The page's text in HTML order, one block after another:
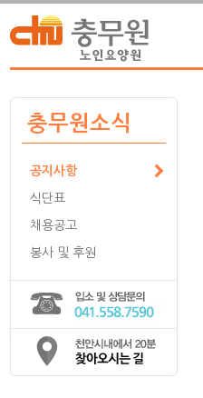
충무원소식
공지사항
식단표
채용공고
봉사 및 후원